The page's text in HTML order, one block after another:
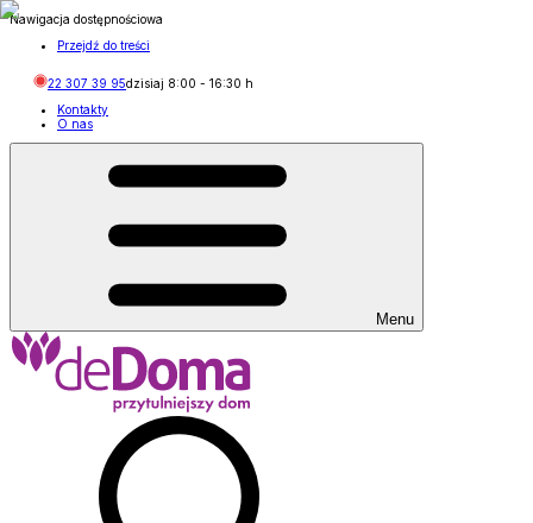
Nawigacja dostępnościowa
Przejdź do treści
22 307 39 95dzisiaj 8:00 - 16:30 h
Kontakty
O nas
Menu